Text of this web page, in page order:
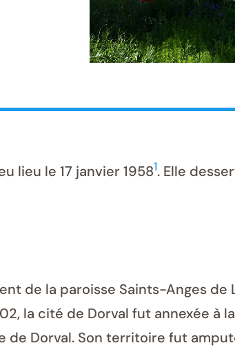
lieu le 17 janvier 19581. Elle
de la paroisse Saints-Anges
la cité de Dorval fut annexée à
Dorval. Son territoire fut